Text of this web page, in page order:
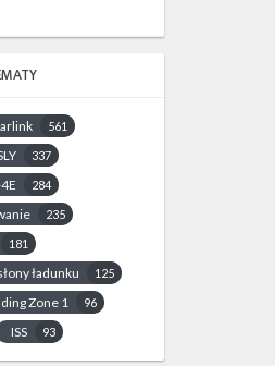
561
337
284
235
181
ładunku 125
Zone 1 96
ISS 93